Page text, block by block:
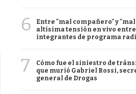
6
Entre "mal compañero" y
altísima tensión en vivo entre
integrantes de programa
7
Cómo fue el siniestro de
que murió Gabriel Rossi,
general de Drogas